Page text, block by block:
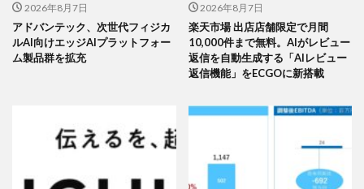
2026年8月7日
アドバンテック、次世代フィジカ
ルAI向けエッジAIプラットフォー
ム製品群を拡充
2026年8月7日
楽天市場 出店店舗限定で月間
10,000件まで無料。AIがレビュー
返信を自動生成する「AIレビュー
返信機能」をECGOに新搭載